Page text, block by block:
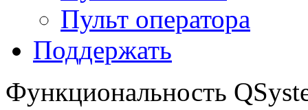
Пульт оператора
Поддержать
Функциональность